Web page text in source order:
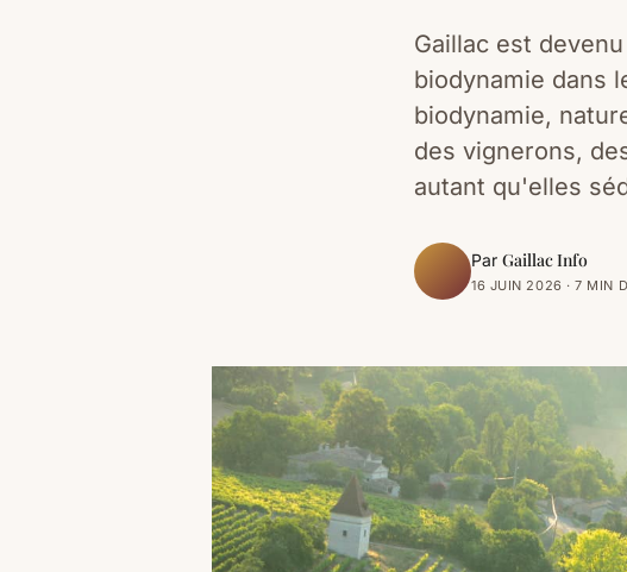
Gaillac est
biodynamie dans
biodynamie,
des vignerons,
autant qu'elles
Par Gaillac Info
16 JUIN 2026 · 7 MIN